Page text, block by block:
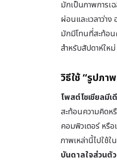
มักเป็นภาพการเ
ผ่อนและเวลาว่า
มักมีโทนที่สะท้อน
สำหรับสัปดาห์ให
วิธีใช้ “รูปภา
โพสต์โซเชียลมีเ
สะท้อนความคิด
คอมพิวเตอร์ หรือ
ภาพเหล่านี้ไปใช้
บันดาลใจส่วนตัว